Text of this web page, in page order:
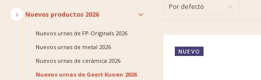
Nuevos productos 2026
Nuevos urnas de FP-Originals 2026
Nuevos urnas de metal 2026
Nuevos urnas de cerámica 2026
Nuevos urnas de Geert Kunen 2026
Por defecto
NUEVO